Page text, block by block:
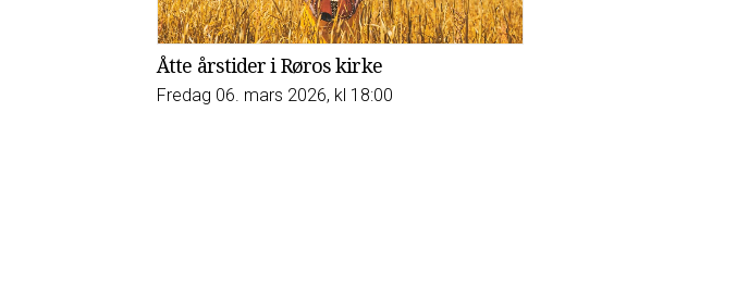
Åtte årstider i Røros kirke
Fredag 06. mars 2026, kl 18:00